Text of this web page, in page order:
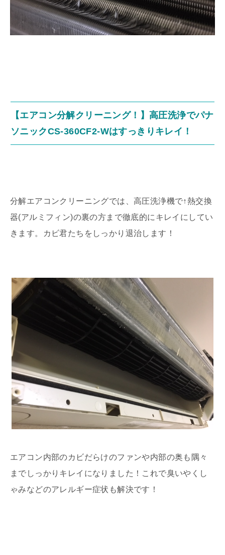
【エアコン分解クリーニング！】高圧洗浄でパナ
ソニックCS-360CF2-Wはすっきりキレイ！
分解エアコンクリーニングでは、高圧洗浄機で↑熱交換
器(アルミフィン)の裏の方まで徹底的にキレイにしてい
きます。カビ君たちをしっかり退治します！
エアコン内部のカビだらけのファンや内部の奥も隅々
までしっかりキレイになりました！これで臭いやくし
ゃみなどのアレルギー症状も解決です！